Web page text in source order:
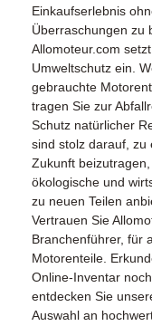
Einkaufserlebnis
Überraschungen zu
Allomoteur.com
Umweltschutz ein.
gebrauchte
tragen Sie zur
Schutz natürlicher
sind stolz darauf, zu
Zukunft
ökologische und
zu neuen Teilen
Vertrauen Sie
Branchenführer, für
Motorenteile.
Online-Inventar
entdecken Sie
Auswahl an